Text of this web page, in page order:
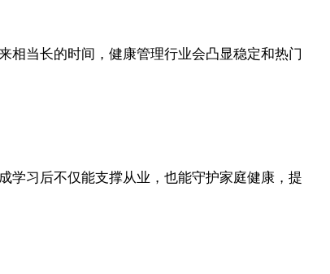
相当长的时间，健康管理行业会凸显稳定和热门
学习后不仅能支撑从业，也能守护家庭健康，提